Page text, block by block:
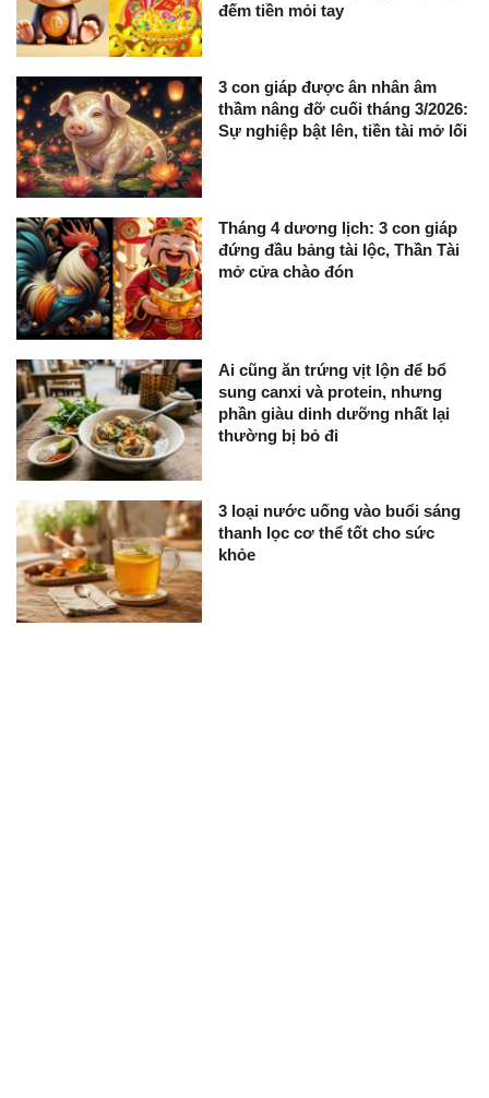
đếm tiền mỏi tay
3 con giáp được ân nhân âm
thầm nâng đỡ cuối tháng 3/2026:
Sự nghiệp bật lên, tiền tài mở lối
Tháng 4 dương lịch: 3 con giáp
đứng đầu bảng tài lộc, Thần Tài
mở cửa chào đón
Ai cũng ăn trứng vịt lộn để bổ
sung canxi và protein, nhưng
phần giàu dinh dưỡng nhất lại
thường bị bỏ đi
3 loại nước uống vào buổi sáng
thanh lọc cơ thể tốt cho sức
khỏe